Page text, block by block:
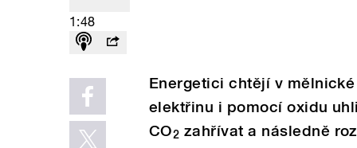
1:48
Energetici chtějí v
elektřinu i pomocí oxidu
CO2 zahřívat a následně